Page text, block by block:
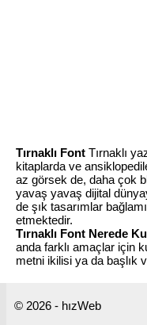
Tırnaklı Font Tırnaklı
kitaplarda ve
az görsek de, daha çok
yavaş yavaş dijital
de şık tasarımlar
etmektedir.
Tırnaklı Font Nerede
anda farklı amaçlar için
metni ikilisi ya da başlık
© 2026 - hızWeb